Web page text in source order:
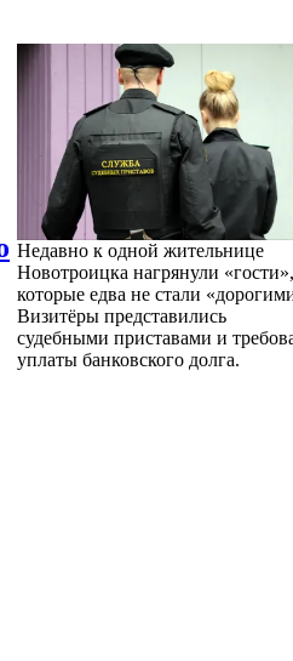
Недавно к одной жительнице
Новотроицка нагрянули «гости»,
которые едва не стали
Визитёры представились
судебными приставами и
уплаты банковского долга.